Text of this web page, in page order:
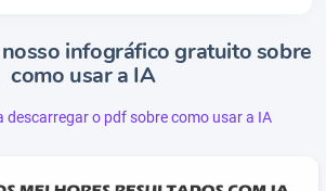
infográfico gratuito sobre
como usar a IA
descarregar o pdf sobre como usar a IA